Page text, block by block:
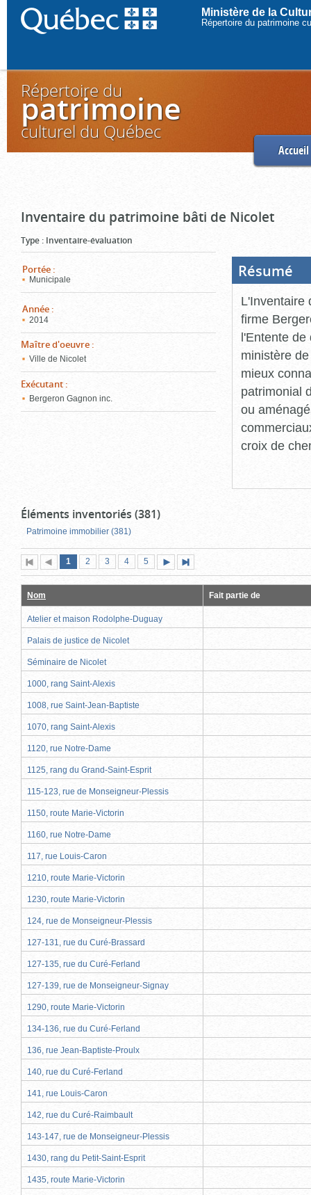
Ministère de la
Répertoire du patrimoine
Répertoire du
patrimoine
culturel du Québec
Accueil
Inventaire du patrimoine bâti de Nicolet
Type : Inventaire-évaluation
Portée :
Municipale
Année :
2014
Maître d'oeuvre :
Ville de Nicolet
Exécutant :
Bergeron Gagnon inc.
Résumé
L'Inventaire
firme
l'Entente de
ministère
mieux
patrimonial
ou
croix de
Éléments inventoriés (381)
Patrimoine immobilier (381)
Première
page
Page
précédente
Page
1 (page
actuelle)
Page
2 Page
3 Page
4 Page
5
suivante
page
Nom Fait partie de
Atelier et maison Rodolphe-Duguay
Palais de justice de Nicolet
Séminaire de Nicolet
1000, rang Saint-Alexis
1008, rue Saint-Jean-Baptiste
1070, rang Saint-Alexis
1120, rue Notre-Dame
1125, rang du Grand-Saint-Esprit
115-123, rue de Monseigneur-Plessis
1150, route Marie-Victorin
1160, rue Notre-Dame
117, rue Louis-Caron
1210, route Marie-Victorin
1230, route Marie-Victorin
124, rue de Monseigneur-Plessis
127-131, rue du Curé-Brassard
127-135, rue du Curé-Ferland
127-139, rue de Monseigneur-Signay
1290, route Marie-Victorin
134-136, rue du Curé-Ferland
136, rue Jean-Baptiste-Proulx
140, rue du Curé-Ferland
141, rue Louis-Caron
142, rue du Curé-Raimbault
143-147, rue de Monseigneur-Plessis
1430, rang du Petit-Saint-Esprit
1435, route Marie-Victorin